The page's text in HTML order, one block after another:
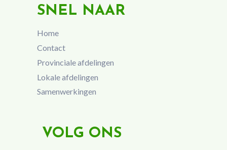
SNEL NAAR
Home
Contact
Provinciale afdelingen
Lokale afdelingen
Samenwerkingen
VOLG ONS